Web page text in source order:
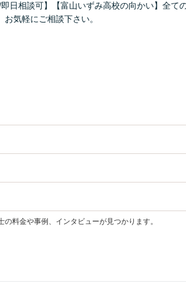
即日相談可】【富山いずみ高校の向かい】全
お気軽にご相談下さい。
の料金や事例、インタビューが見つかります。